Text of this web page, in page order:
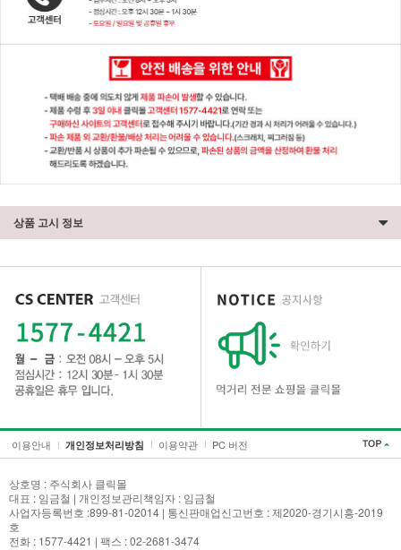
상품 고시 정보
이용안내 개인정보처리방침 이용약관 PC 버전
상호명 : 주식회사 클릭몰
대표 : 임금철 | 개인정보관리책임자 : 임금철
사업자등록번호 :899-81-02014 | 통신판매업신고번호 : 제2020-경기시흥-2019
호
전화 : 1577-4421 | 팩스 : 02-2681-3474